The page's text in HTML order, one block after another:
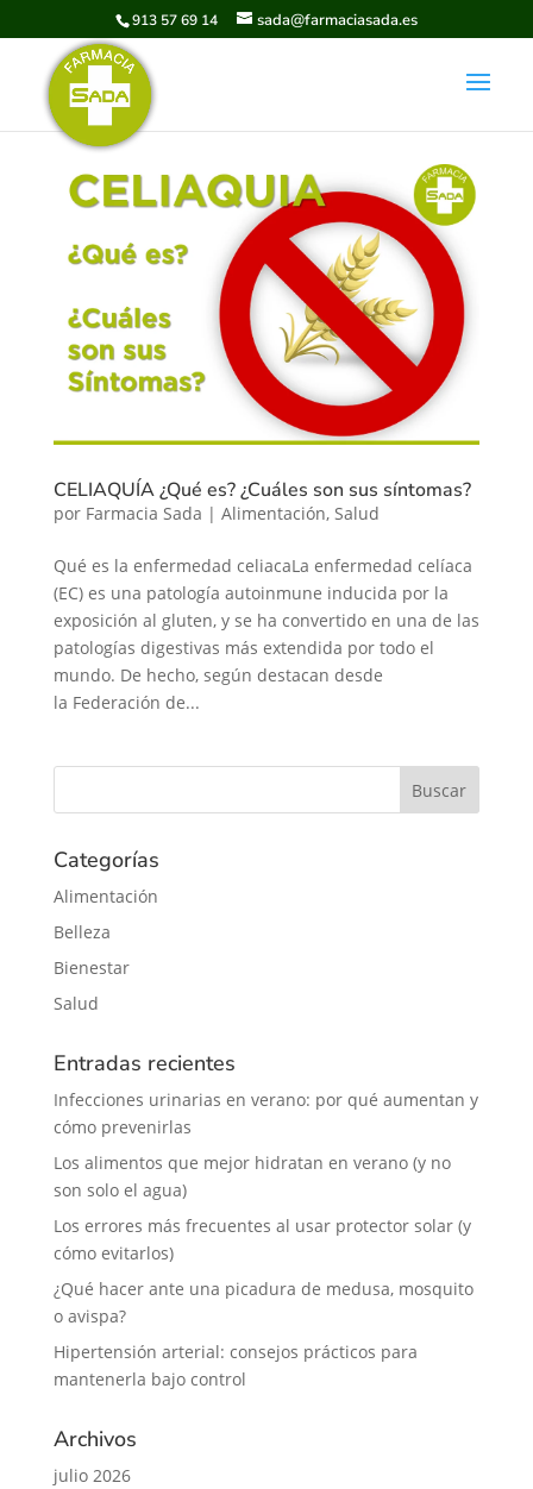
913 57 69 14 sada@farmaciasada.es
CELIAQUÍA ¿Qué es? ¿Cuáles son sus síntomas?
por Farmacia Sada | Alimentación, Salud
Qué es la enfermedad celiacaLa enfermedad celíaca
(EC) es una patología autoinmune inducida por la
exposición al gluten, y se ha convertido en una de las
patologías digestivas más extendida por todo el
mundo. De hecho, según destacan desde
la Federación de...
Categorías
Alimentación
Belleza
Bienestar
Salud
Entradas recientes
Infecciones urinarias en verano: por qué aumentan y
cómo prevenirlas
Los alimentos que mejor hidratan en verano (y no
son solo el agua)
Los errores más frecuentes al usar protector solar (y
cómo evitarlos)
¿Qué hacer ante una picadura de medusa, mosquito
o avispa?
Hipertensión arterial: consejos prácticos para
mantenerla bajo control
Archivos
julio 2026